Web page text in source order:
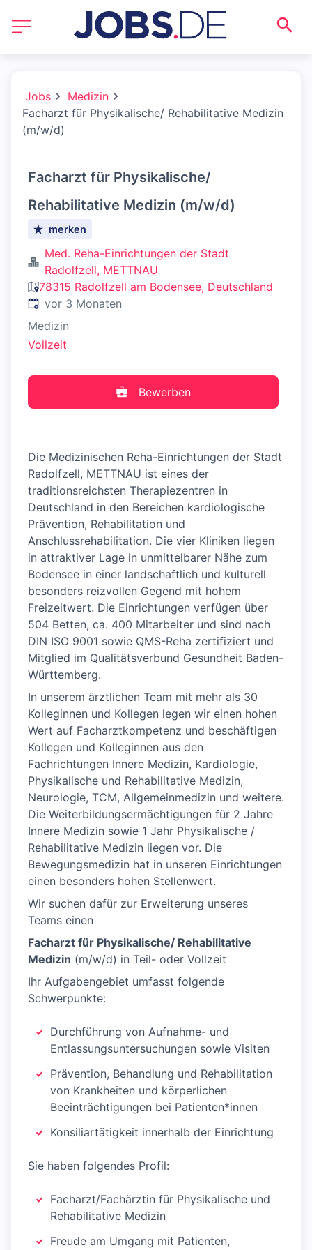
Jobs
Medizin
Facharzt für Physikalische/ Rehabilitative Medizin
(m/w/d)
Facharzt für Physikalische/
Rehabilitative Medizin (m/w/d)
merken
Med. Reha-Einrichtungen der Stadt
Radolfzell, METTNAU
78315 Radolfzell am Bodensee, Deutschland
Veröffentlicht:
vor 3 Monaten
Medizin
Vollzeit
Bewerben
Die Medizinischen Reha-Einrichtungen der Stadt
Radolfzell, METTNAU ist eines der
traditionsreichsten Therapiezentren in
Deutschland in den Bereichen kardiologische
Prävention, Rehabilitation und
Anschlussrehabilitation. Die vier Kliniken liegen
in attraktiver Lage in unmittelbarer Nähe zum
Bodensee in einer landschaftlich und kulturell
besonders reizvollen Gegend mit hohem
Freizeitwert. Die Einrichtungen verfügen über
504 Betten, ca. 400 Mitarbeiter und sind nach
DIN ISO 9001 sowie QMS-Reha zertifiziert und
Mitglied im Qualitätsverbund Gesundheit Baden-
Württemberg.
In unserem ärztlichen Team mit mehr als 30
Kolleginnen und Kollegen legen wir einen hohen
Wert auf Facharztkompetenz und beschäftigen
Kollegen und Kolleginnen aus den
Fachrichtungen Innere Medizin, Kardiologie,
Physikalische und Rehabilitative Medizin,
Neurologie, TCM, Allgemeinmedizin und weitere.
Die Weiterbildungsermächtigungen für 2 Jahre
Innere Medizin sowie 1 Jahr Physikalische /
Rehabilitative Medizin liegen vor. Die
Bewegungsmedizin hat in unseren Einrichtungen
einen besonders hohen Stellenwert.
Wir suchen dafür zur Erweiterung unseres
Teams einen
Facharzt für Physikalische/ Rehabilitative
Medizin (m/w/d) in Teil- oder Vollzeit
Ihr Aufgabengebiet umfasst folgende
Schwerpunkte:
Durchführung von Aufnahme- und
Entlassungsuntersuchungen sowie Visiten
Prävention, Behandlung und Rehabilitation
von Krankheiten und körperlichen
Beeinträchtigungen bei Patienten*innen
Konsiliartätigkeit innerhalb der Einrichtung
Sie haben folgendes Profil:
Facharzt/Fachärztin für Physikalische und
Rehabilitative Medizin
Freude am Umgang mit Patienten,